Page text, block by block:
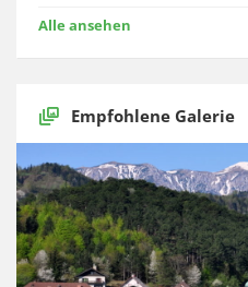
Alle ansehen
Empfohlene Galerie